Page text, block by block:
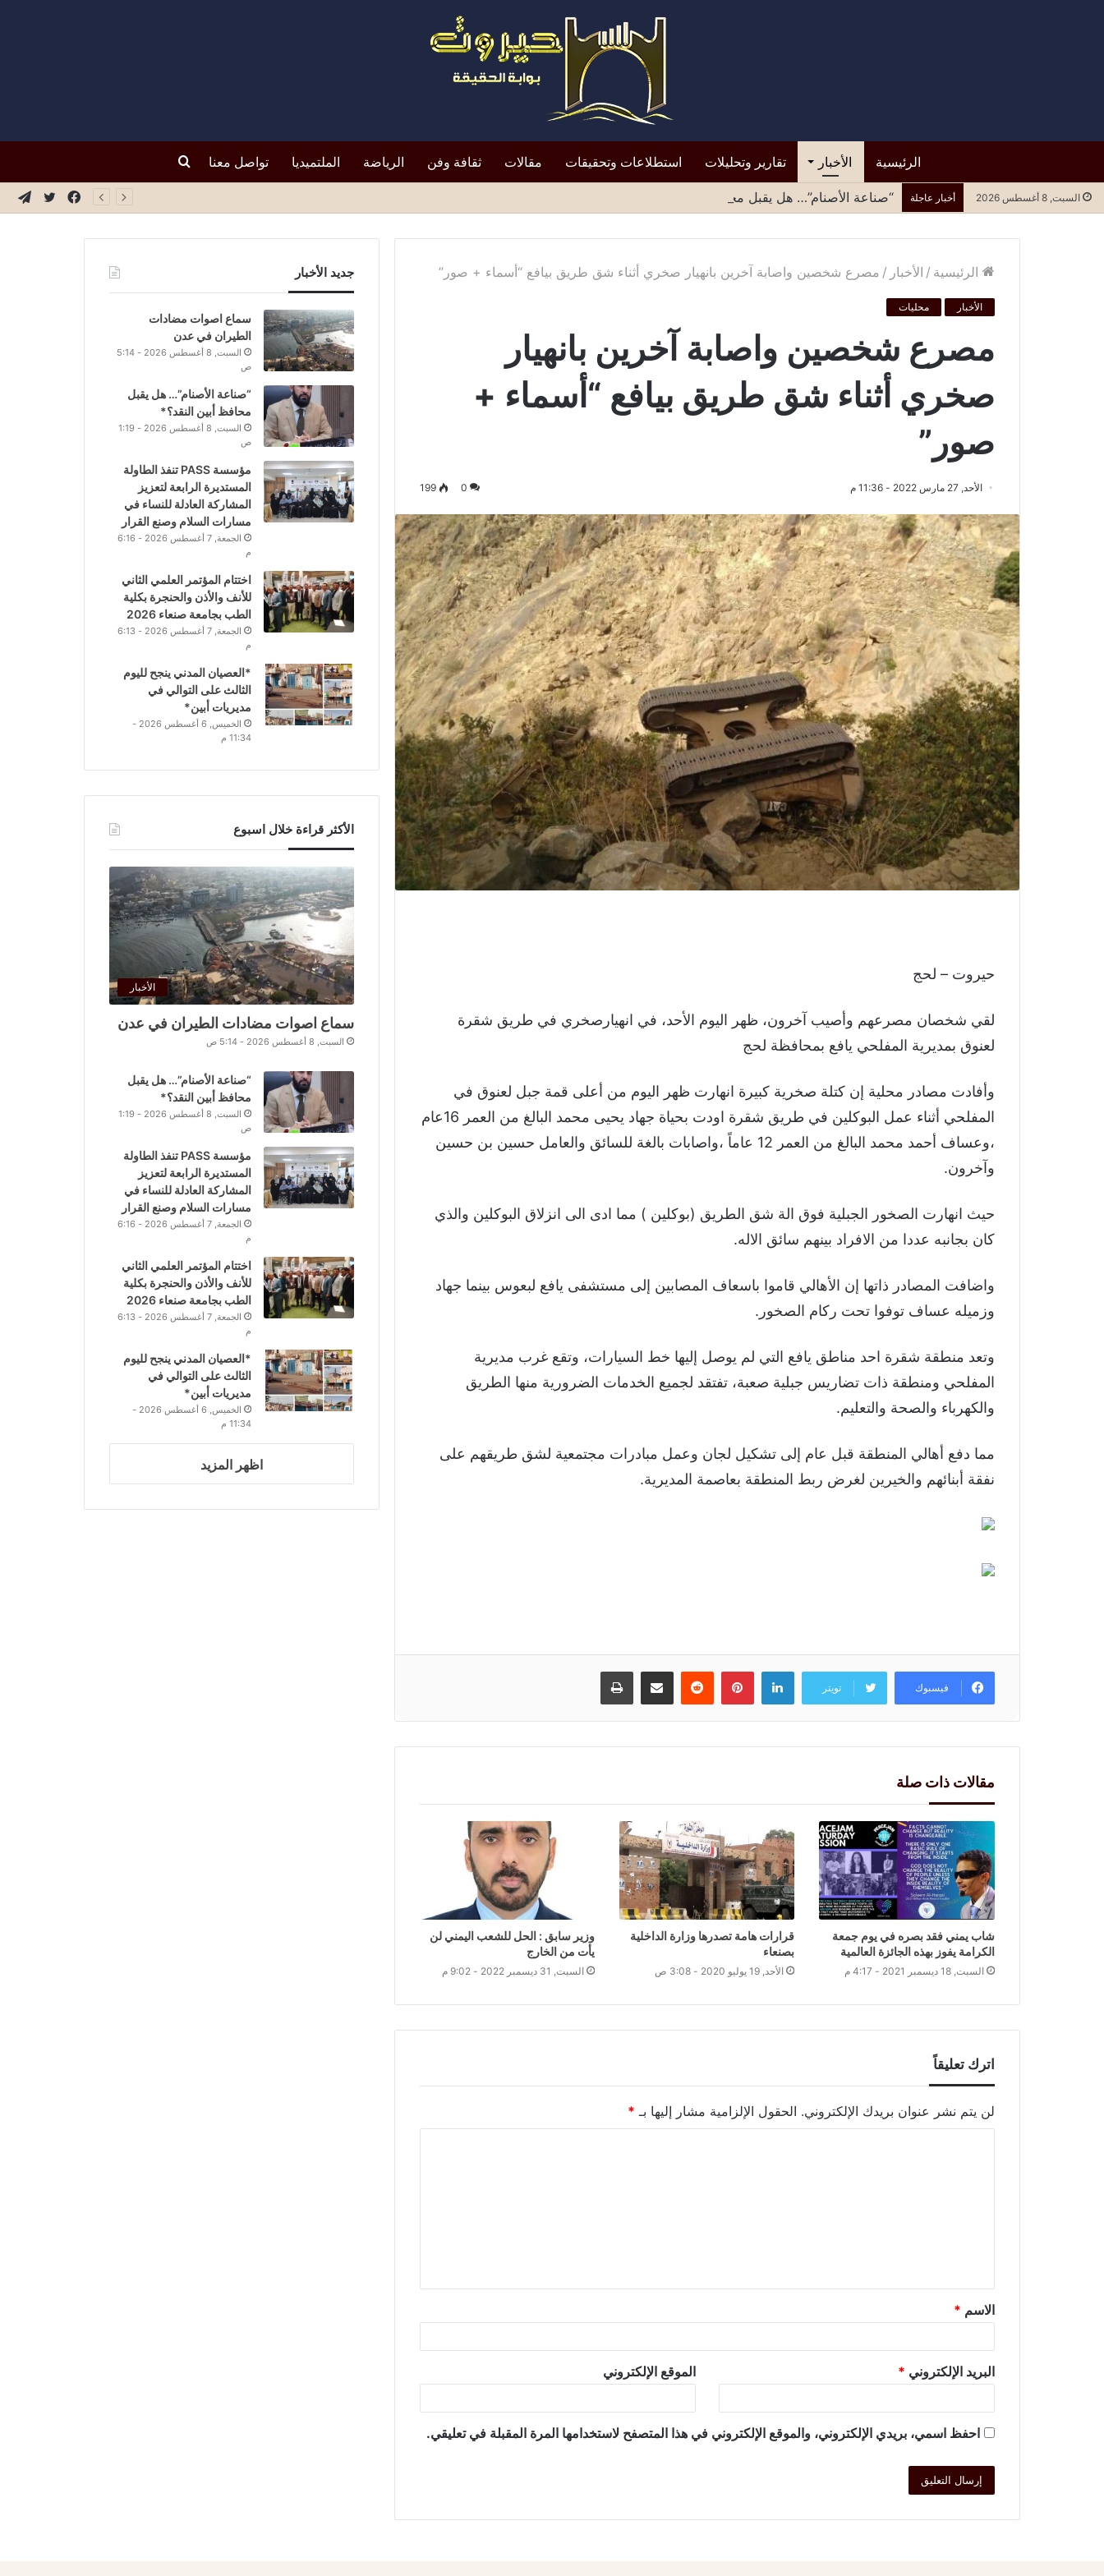
الرئيسية الأخبار تقارير وتحليلات استطلاعات وتحقيقات مقالات ثقافة وفن الرياضة الملتميديا تواصل معنا بحث
السبت, 8 أغسطس 2026 أخبار عاجلة “صناعة الأصنام”… هل يقبل محافظ أبين النقد؟* تويتر
فيسبوك
الرئيسية / الأخبار / مصرع شخصين واصابة آخرين بانهيار صخري أثناء شق طريق بيافع “أسماء + صور”
الأخبار محليات
مصرع شخصين واصابة آخرين بانهيار
صخري أثناء شق طريق بيافع “أسماء +
صور”
الأحد, 27 مارس 2022 - 11:36 م 0
199
حيروت – لحج
لقي شخصان مصرعهم وأصيب آخرون، ظهر اليوم الأحد، في انهيارصخري في طريق شقرة
لعنوق بمديرية المفلحي يافع بمحافظة لحج
وأفادت مصادر محلية إن كتلة صخرية كبيرة انهارت ظهر اليوم من أعلى قمة جبل لعنوق في
المفلحي أثناء عمل البوكلين في طريق شقرة اودت بحياة جهاد يحيى محمد البالغ من العمر 16عام
،وعساف أحمد محمد البالغ من العمر 12 عاماً ،واصابات بالغة للسائق والعامل حسين بن حسين
وآخرون.
حيث انهارت الصخور الجبلية فوق الة شق الطريق (بوكلين ) مما ادى الى انزلاق البوكلين والذي
كان بجانبه عددا من الافراد بينهم سائق الاله.
واضافت المصادر ذاتها إن الأهالي قاموا باسعاف المصابين إلى مستشفى يافع لبعوس بينما جهاد
وزميله عساف توفوا تحت ركام الصخور.
وتعد منطقة شقرة احد مناطق يافع التي لم يوصل إليها خط السيارات، وتقع غرب مديرية
المفلحي ومنطقة ذات تضاريس جبلية صعبة، تفتقد لجميع الخدمات الضرورية منها الطريق
والكهرباء والصحة والتعليم.
مما دفع أهالي المنطقة قبل عام إلى تشكيل لجان وعمل مبادرات مجتمعية لشق طريقهم على
نفقة أبنائهم والخيرين لغرض ربط المنطقة بعاصمة المديرية.
فيسبوك تويتر
لينكدإنبينتيريست
‏Reddit مشاركة عبر البريد طباعة
مقالات ذات صلة
شاب يمني فقد بصره في يوم جمعة
الكرامة يفوز بهذه الجائزة العالمية
السبت, 18 ديسمبر 2021 - 4:17 م
قرارات هامة تصدرها وزارة الداخلية
بصنعاء
الأحد, 19 يوليو 2020 - 3:08 ص
وزير سابق : الحل للشعب اليمني لن
يأت من الخارج
السبت, 31 ديسمبر 2022 - 9:02 م
اترك تعليقاً
لن يتم نشر عنوان بريدك الإلكتروني. الحقول الإلزامية مشار إليها بـ *
الاسم *
البريد الإلكتروني * الموقع الإلكتروني
احفظ اسمي، بريدي الإلكتروني، والموقع الإلكتروني في هذا المتصفح لاستخدامها المرة المقبلة في تعليقي.
جديد الأخبار
سماع اصوات مضادات
الطيران في عدن
السبت, 8 أغسطس 2026 - 5:14
ص
“صناعة الأصنام”… هل يقبل
محافظ أبين النقد؟*
السبت, 8 أغسطس 2026 - 1:19
ص
مؤسسة PASS تنفذ الطاولة
المستديرة الرابعة لتعزيز
المشاركة العادلة للنساء في
مسارات السلام وصنع القرار
الجمعة, 7 أغسطس 2026 - 6:16
م
اختتام المؤتمر العلمي الثاني
للأنف والأذن والحنجرة بكلية
الطب بجامعة صنعاء 2026
الجمعة, 7 أغسطس 2026 - 6:13
م
*العصيان المدني ينجح لليوم
الثالث على التوالي في
مديريات أبين*
الخميس, 6 أغسطس 2026 -
11:34 م
الأكثر قراءة خلال اسبوع
الأخبار
سماع اصوات مضادات الطيران في عدن
السبت, 8 أغسطس 2026 - 5:14 ص
“صناعة الأصنام”… هل يقبل
محافظ أبين النقد؟*
السبت, 8 أغسطس 2026 - 1:19
ص
مؤسسة PASS تنفذ الطاولة
المستديرة الرابعة لتعزيز
المشاركة العادلة للنساء في
مسارات السلام وصنع القرار
الجمعة, 7 أغسطس 2026 - 6:16
م
اختتام المؤتمر العلمي الثاني
للأنف والأذن والحنجرة بكلية
الطب بجامعة صنعاء 2026
الجمعة, 7 أغسطس 2026 - 6:13
م
*العصيان المدني ينجح لليوم
الثالث على التوالي في
مديريات أبين*
الخميس, 6 أغسطس 2026 -
11:34 م
اظهر المزيد